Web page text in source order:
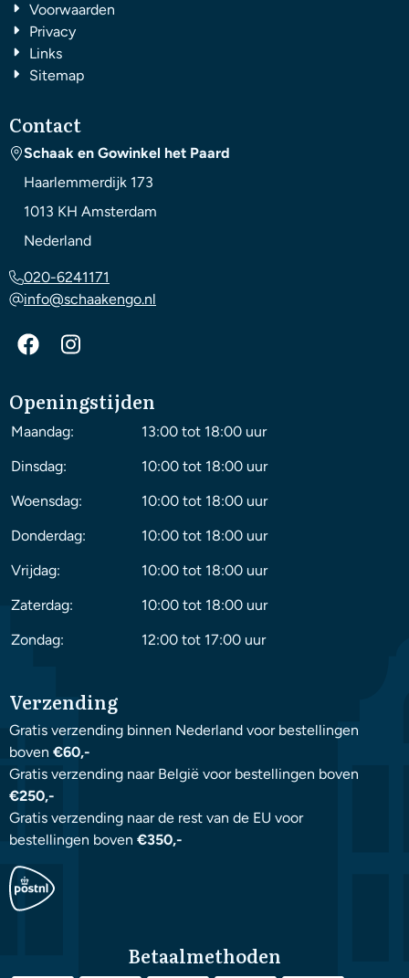
Voorwaarden
Privacy
Links
Sitemap
Contact
Schaak en Gowinkel het Paard
Haarlemmerdijk 173
1013 KH Amsterdam
Nederland
020-6241171
info@schaakengo.nl
Openingstijden
Maandag:
13:00 tot 18:00 uur
Dinsdag:
10:00 tot 18:00 uur
Woensdag:
10:00 tot 18:00 uur
Donderdag:
10:00 tot 18:00 uur
Vrijdag:
10:00 tot 18:00 uur
Zaterdag:
10:00 tot 18:00 uur
Zondag:
12:00 tot 17:00 uur
Verzending
Gratis verzending binnen Nederland voor bestellingen
boven €60,-
Gratis verzending naar België voor bestellingen boven
€250,-
Gratis verzending naar de rest van de EU voor
bestellingen boven €350,-
Betaalmethoden